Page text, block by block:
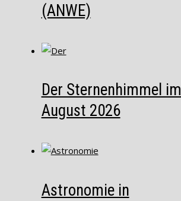
(ANWE)
Der Sternenhimmel im
August 2026
Astronomie in